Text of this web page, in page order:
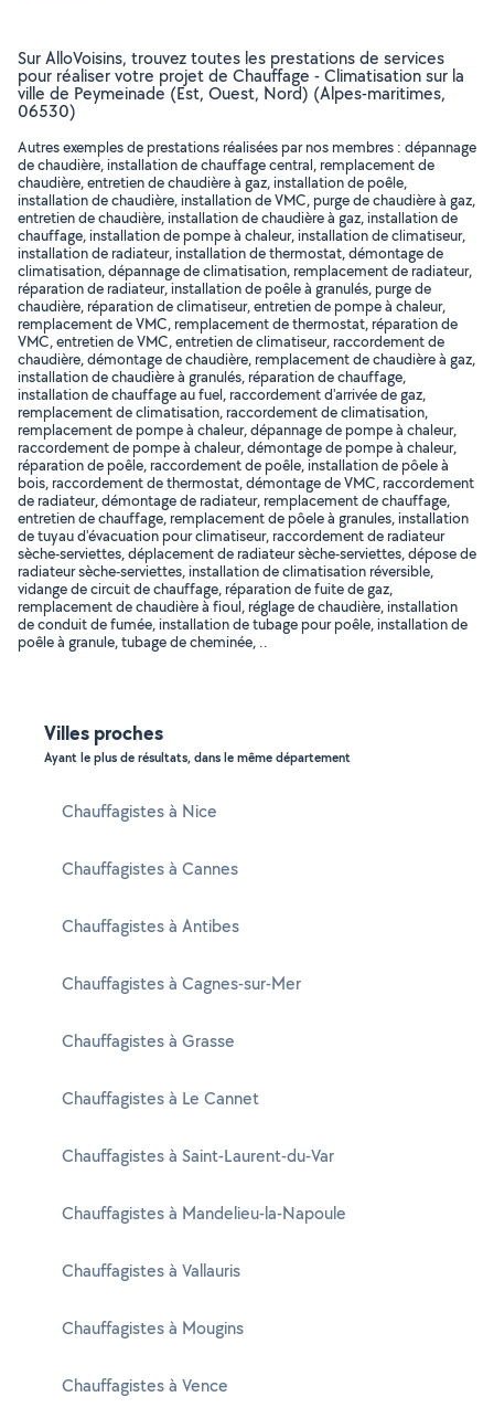
Sur AlloVoisins, trouvez toutes les prestations de services
pour réaliser votre projet de Chauffage - Climatisation sur la
ville de Peymeinade (Est, Ouest, Nord) (Alpes-maritimes,
06530)
Autres exemples de prestations réalisées par nos membres : dépannage
de chaudière, installation de chauffage central, remplacement de
chaudière, entretien de chaudière à gaz, installation de poêle,
installation de chaudière, installation de VMC, purge de chaudière à gaz,
entretien de chaudière, installation de chaudière à gaz, installation de
chauffage, installation de pompe à chaleur, installation de climatiseur,
installation de radiateur, installation de thermostat, démontage de
climatisation, dépannage de climatisation, remplacement de radiateur,
réparation de radiateur, installation de poêle à granulés, purge de
chaudière, réparation de climatiseur, entretien de pompe à chaleur,
remplacement de VMC, remplacement de thermostat, réparation de
VMC, entretien de VMC, entretien de climatiseur, raccordement de
chaudière, démontage de chaudière, remplacement de chaudière à gaz,
installation de chaudière à granulés, réparation de chauffage,
installation de chauffage au fuel, raccordement d'arrivée de gaz,
remplacement de climatisation, raccordement de climatisation,
remplacement de pompe à chaleur, dépannage de pompe à chaleur,
raccordement de pompe à chaleur, démontage de pompe à chaleur,
réparation de poêle, raccordement de poêle, installation de pôele à
bois, raccordement de thermostat, démontage de VMC, raccordement
de radiateur, démontage de radiateur, remplacement de chauffage,
entretien de chauffage, remplacement de pôele à granules, installation
de tuyau d'évacuation pour climatiseur, raccordement de radiateur
sèche-serviettes, déplacement de radiateur sèche-serviettes, dépose de
radiateur sèche-serviettes, installation de climatisation réversible,
vidange de circuit de chauffage, réparation de fuite de gaz,
remplacement de chaudière à fioul, réglage de chaudière, installation
de conduit de fumée, installation de tubage pour poêle, installation de
poêle à granule, tubage de cheminée, ..
Villes proches
Ayant le plus de résultats, dans le même département
Chauffagistes à Nice
Chauffagistes à Cannes
Chauffagistes à Antibes
Chauffagistes à Cagnes-sur-Mer
Chauffagistes à Grasse
Chauffagistes à Le Cannet
Chauffagistes à Saint-Laurent-du-Var
Chauffagistes à Mandelieu-la-Napoule
Chauffagistes à Vallauris
Chauffagistes à Mougins
Chauffagistes à Vence